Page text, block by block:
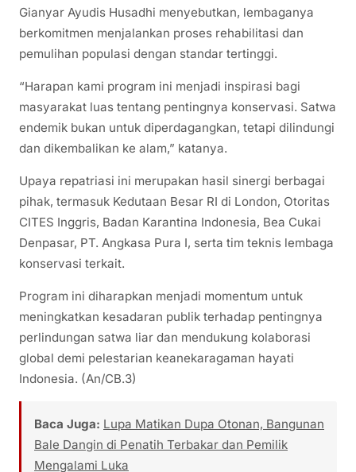
Gianyar Ayudis Husadhi menyebutkan, lembaganya
berkomitmen menjalankan proses rehabilitasi dan
pemulihan populasi dengan standar tertinggi.
“Harapan kami program ini menjadi inspirasi bagi
masyarakat luas tentang pentingnya konservasi. Satwa
endemik bukan untuk diperdagangkan, tetapi dilindungi
dan dikembalikan ke alam,” katanya.
Upaya repatriasi ini merupakan hasil sinergi berbagai
pihak, termasuk Kedutaan Besar RI di London, Otoritas
CITES Inggris, Badan Karantina Indonesia, Bea Cukai
Denpasar, PT. Angkasa Pura I, serta tim teknis lembaga
konservasi terkait.
Program ini diharapkan menjadi momentum untuk
meningkatkan kesadaran publik terhadap pentingnya
perlindungan satwa liar dan mendukung kolaborasi
global demi pelestarian keanekaragaman hayati
Indonesia. (An/CB.3)
Baca Juga: Lupa Matikan Dupa Otonan, Bangunan
Bale Dangin di Penatih Terbakar dan Pemilik
Mengalami Luka